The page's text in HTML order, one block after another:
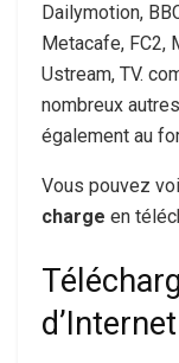
Dailymotion,
Metacafe, FC2,
Ustream, TV.
nombreux
également au
Vous pouvez
charge en